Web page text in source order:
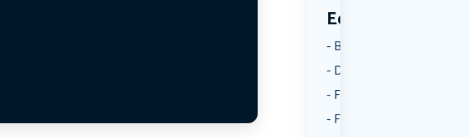
Een aantal
Borrelen
Dansen
Fietsen
Film